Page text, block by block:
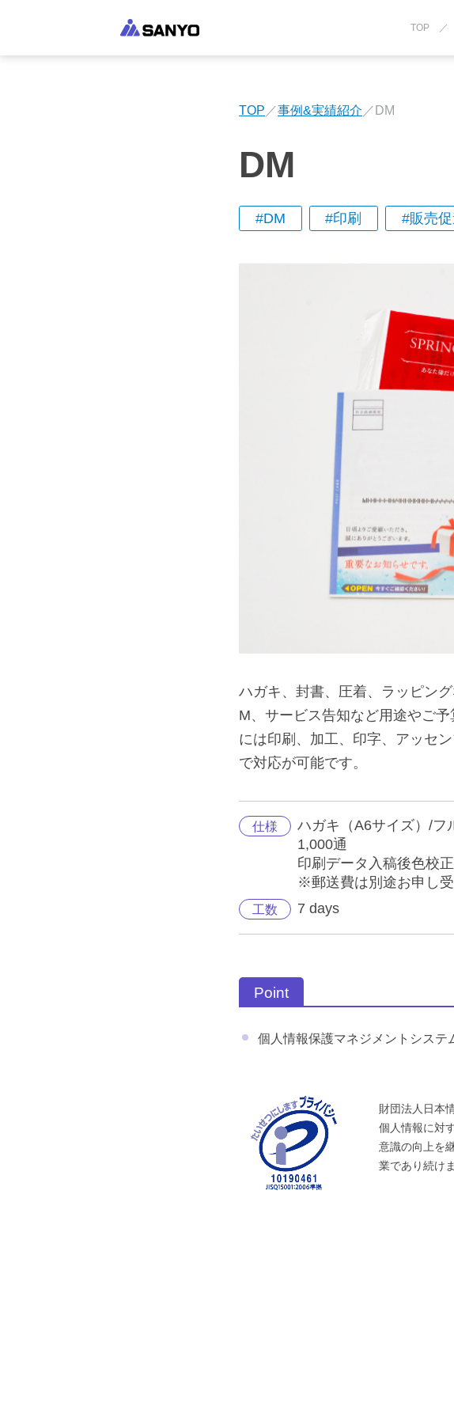
TOP
TOP 事例&実績紹介 DM
DM
DM 印刷 販売促
ハガキ、封書、圧着、ラッピン
M、サービス告知など用途やご
には印刷、加工、印字、アッセ
で対応が可能です。
仕様
ハガキ（A6サイズ）/フ
1,000通
印刷データ入稿後色校
※郵送費は別途お申し受
工数 7 days
Point
個人情報保護マネジメントシステ
財団法人日本
個人情報に対
意識の向上を
業であり続けま